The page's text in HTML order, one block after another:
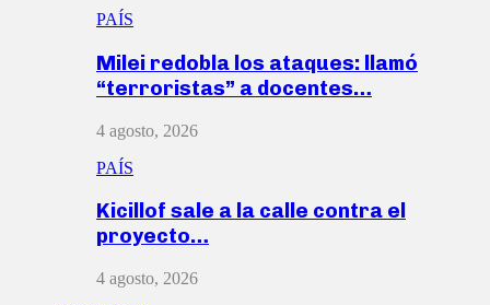
PAÍS
Milei redobla los ataques: llamó
“terroristas” a docentes…
4 agosto, 2026
PAÍS
Kicillof sale a la calle contra el
proyecto…
4 agosto, 2026